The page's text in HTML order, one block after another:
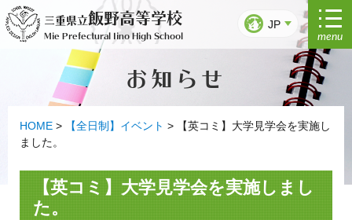
ン
三重県立飯野高等学校
Mie Prefectural Iino High School
JP
menu
お知らせ
HOME > 【全日制】イベント >
【英コミ】大学見学会を実施し
ました。
【英コミ】大学見学会を実施しまし
た。